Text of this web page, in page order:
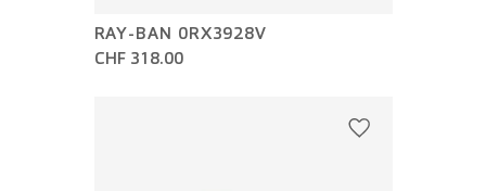
RAY-BAN 0RX3928V
CHF 318.00